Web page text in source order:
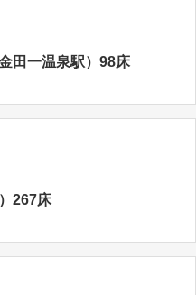
田一温泉駅）98床
267床